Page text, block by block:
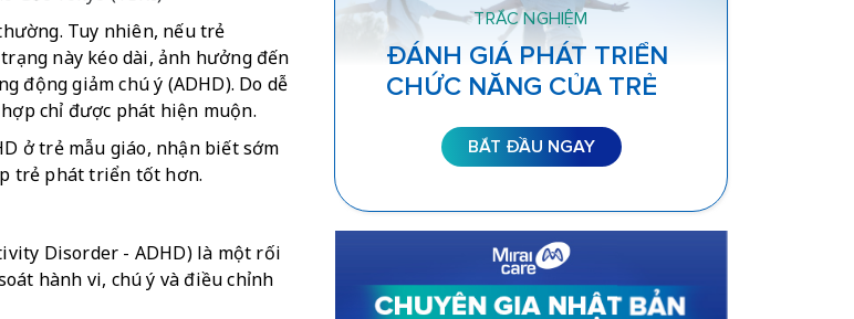
Tuy nhiên, nếu trẻ
này kéo dài, ảnh hưởng đến
động giảm chú ý (ADHD). Do dễ
chỉ được phát hiện muộn.
ở trẻ mẫu giáo, nhận biết sớm
trẻ phát triển tốt hơn.
Disorder - ADHD) là một rối
hành vi, chú ý và điều chỉnh
TRẮC NGHIỆM
ĐÁNH GIÁ PHÁT TRIỂN
CHỨC NĂNG CỦA TRẺ
BẮT ĐẦU NGAY